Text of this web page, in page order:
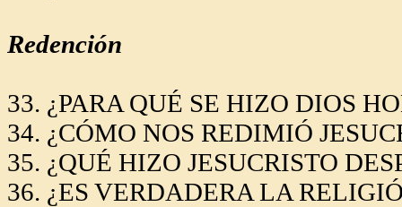
Redención
33. ¿PARA QUÉ SE HIZO DIOS
34. ¿CÓMO NOS REDIMIÓ
35. ¿QUÉ HIZO JESUCRISTO
36. ¿ES VERDADERA LA